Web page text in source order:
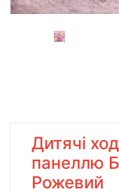
Дитячі
панеллю
Рожевий